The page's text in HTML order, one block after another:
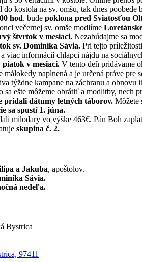
kostola na sv. omšu, tak dnes poobede
hod. bude poklona pred Sviatosťou
večernej sv. omše modlíme
štvrtok v mesiaci. Nezabúdajme sa
sv. Dominika Sávia. Pri tejto
viac informácií chlapci nájdu na
v mesiaci. V tento deň pridávame
málokedy naplnená a je určená práve pre
týždne kampane na záchranu a obnovu
sa ešte môžeme obrátiť a modlitby, nech
pridali dátumy letných táborov. Môžete
sa spustí 1. júna.
milodary vo výške 463€. Pán Boh
skupina č. 2.
a Jakuba, apoštolov.
Sávia.
nedeľa.
Bystrica
97411